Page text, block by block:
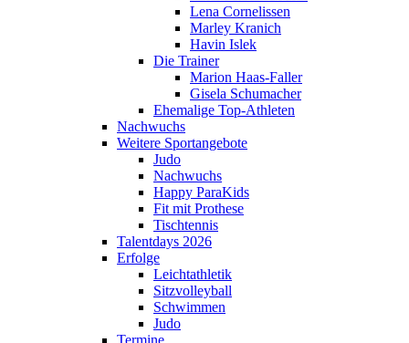
Lena Cornelissen
Marley Kranich
Havin Islek
Die Trainer
Marion Haas-Faller
Gisela Schumacher
Ehemalige Top-Athleten
Nachwuchs
Weitere Sportangebote
Judo
Nachwuchs
Happy ParaKids
Fit mit Prothese
Tischtennis
Talentdays 2026
Erfolge
Leichtathletik
Sitzvolleyball
Schwimmen
Judo
Termine